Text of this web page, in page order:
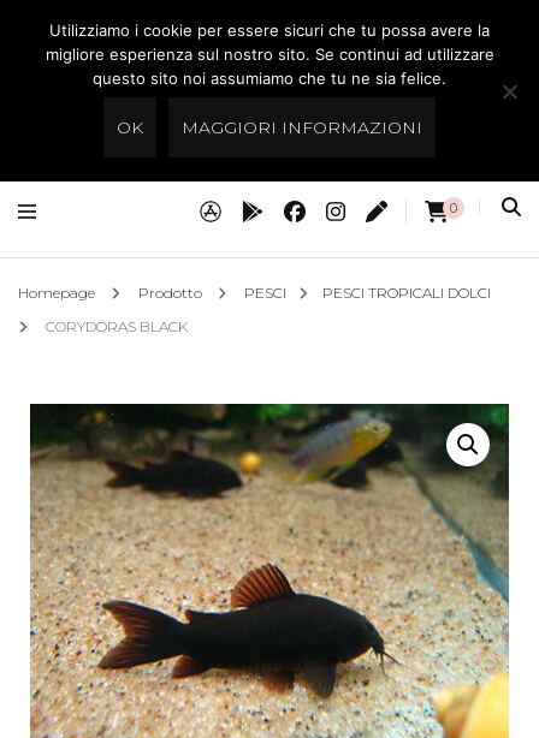
Preistoria Roma
0
Homepage Prodotto PESCI
PESCI TROPICALI DOLCI
CORYDORAS BLACK
Utilizziamo i cookie per essere sicuri che tu possa avere la
migliore esperienza sul nostro sito. Se continui ad utilizzare
questo sito noi assumiamo che tu ne sia felice.
OK MAGGIORI INFORMAZIONI